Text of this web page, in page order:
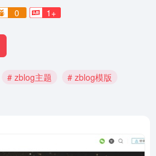
0 1+
# zblog主题
# zblog模版